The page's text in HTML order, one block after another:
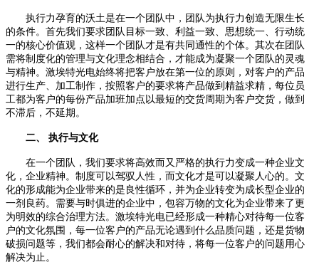
执行力孕育的沃土是在一个团队中，团队为执行力创造无限生长
的条件。首先我们要求团队目标一致、利益一致、思想统一、行动统
一的核心价值观，这样一个团队才是有共同通性的个体。其次在团队
需将制度化的管理与文化理念相结合，才能成为凝聚一个团队的灵魂
与精神。激埃特光电始终将把客户放在第一位的原则，对客户的产品
进行生产、加工制作，按照客户的要求将产品做到精益求精，每位员
工都为客户的每份产品加班加点以最短的交货周期为客户交货，做到
不滞后，不延期。
二、 执行与文化
在一个团队，我们要求将高效而又严格的执行力变成一种企业文
化，企业精神。制度可以驾驭人性，而文化才是可以凝聚人心的。文
化的形成能为企业带来的是良性循环，并为企业转变为成长型企业的
一剂良药。需要与时俱进的企业中，包容万物的文化为企业带来了更
为明效的综合治理方法。激埃特光电已经形成一种精心对待每一位客
户的文化氛围，每一位客户的产品无论遇到什么品质问题，还是货物
破损问题等，我们都会耐心的解决和对待，将每一位客户的问题用心
解决为止。